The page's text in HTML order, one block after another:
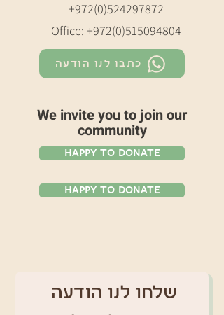
+972(0)524297872
Office: +972(0)515094804
כתבו לנו הודעה
We invite you to join our
community
Happy To Donate
Happy To Donate
שלחו לנו הודעה